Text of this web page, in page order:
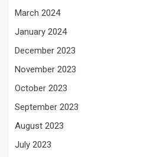
March 2024
January 2024
December 2023
November 2023
October 2023
September 2023
August 2023
July 2023